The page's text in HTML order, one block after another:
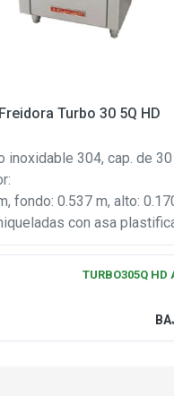
Freidora Turbo 30 5Q HD
inoxidable 304, cap. de
fondo: 0.537 m, alto:
con asa
TURBO305Q HD